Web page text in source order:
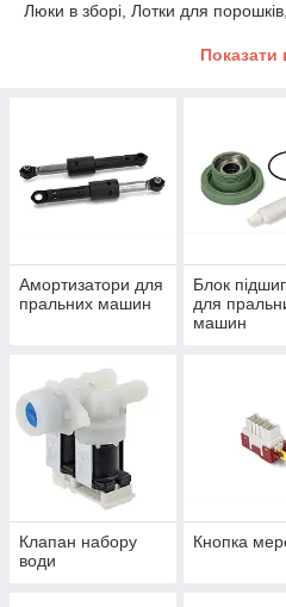
Люки в зборі, Лотки для
У зв'язку з
Показати
Амортизатори для
пральних машин
Блок
для
машин
Клапан набору
води
Кнопка